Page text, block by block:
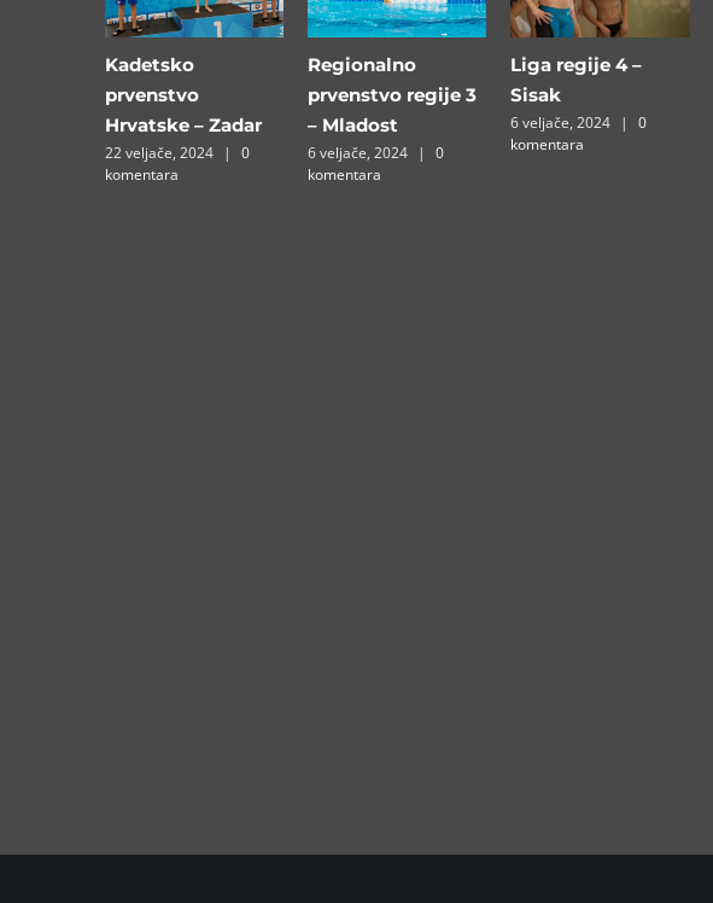
Kadetsko
prvenstvo
Hrvatske – Zadar
22 veljače, 2024 |
0
komentara
Regionalno
prvenstvo regije 3
– Mladost
6 veljače, 2024 |
0
komentara
Liga regije 4 –
Sisak
6 veljače, 2024 |
0
komentara